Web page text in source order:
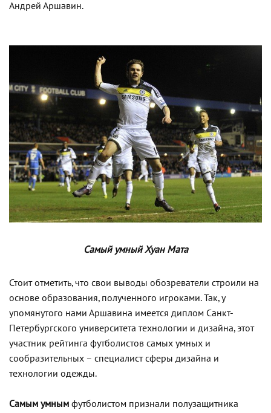
Андрей Аршавин.
Самый умный Хуан Мата
Стоит отметить, что свои выводы обозреватели строили на
основе образования, полученного игроками. Так, у
упомянутого нами Аршавина имеется диплом Санкт-
Петербургского университета технологии и дизайна, этот
участник рейтинга футболистов самых умных и
сообразительных – специалист сферы дизайна и
технологии одежды.
Самым умным футболистом признали полузащитника